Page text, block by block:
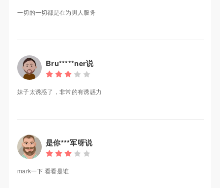
一切的一切都是在为男人服务
Bru*****ner说
妹子太诱惑了，非常的有诱惑力
是你***军呀说
mark一下 看看是谁